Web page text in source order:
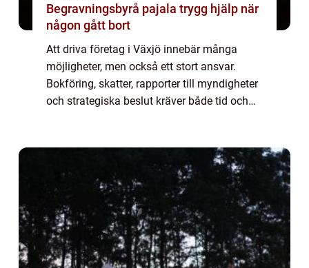
Begravningsbyrå pajala trygg hjälp när
någon gått bort
Att driva företag i Växjö innebär många
möjligheter, men också ett stort ansvar.
Bokföring, skatter, rapporter till myndigheter
och strategiska beslut kräver både tid och